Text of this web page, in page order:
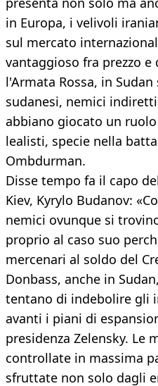
in Europa, i velivoli
sul mercato
vantaggioso fra prezzo
l'Armata Rossa, in
sudanesi, nemici
abbiano giocato un ruolo
lealisti, specie nella
Ombdurman.
Disse tempo fa il capo
Kiev, Kyrylo Budanov:
nemici ovunque si
proprio al caso suo
mercenari al soldo del
Donbass, anche in
tentano di indebolire gli
avanti i piani di
presidenza Zelensky. Le
controllate in massima
sfruttate non solo dagli